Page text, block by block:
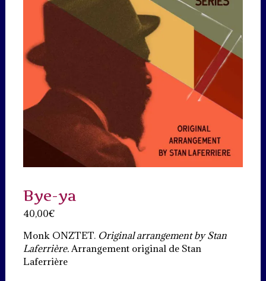
Bye-ya
40,00€
Monk ONZTET. Original arrangement by Stan
Laferrière. Arrangement original de Stan
Laferrière